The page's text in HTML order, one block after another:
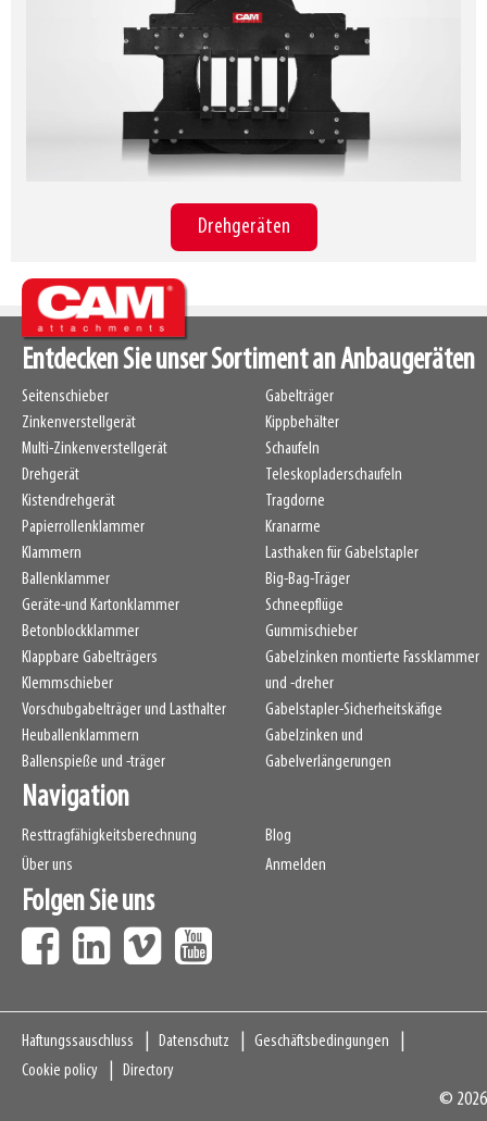
Drehgeräten
Entdecken Sie unser Sortiment an Anbaugeräten
Seitenschieber
Zinkenverstellgerät
Multi-Zinkenverstellgerät
Drehgerät
Kistendrehgerät
Papierrollenklammer
Klammern
Ballenklammer
Geräte-und Kartonklammer
Betonblockklammer
Klappbare Gabelträgers
Klemmschieber
Vorschubgabelträger und Lasthalter
Heuballenklammern
Ballenspieße und -träger
Gabelträger
Kippbehälter
Schaufeln
Teleskopladerschaufeln
Tragdorne
Kranarme
Lasthaken für Gabelstapler
Big-Bag-Träger
Schneepflüge
Gummischieber
Gabelzinken montierte Fassklammer
und -dreher
Gabelstapler-Sicherheitskäfige
Gabelzinken und
Gabelverlängerungen
Navigation
Resttragfähigkeitsberechnung
Über uns
Blog
Anmelden
Folgen Sie uns
Navigation
Haftungssauschluss Datenschutz
Geschäftsbedingungen
Cookie policy
Directory
© 2026